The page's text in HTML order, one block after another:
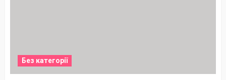
Без категорії